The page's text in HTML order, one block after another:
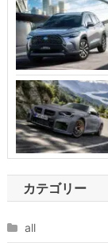
カテゴリー
all